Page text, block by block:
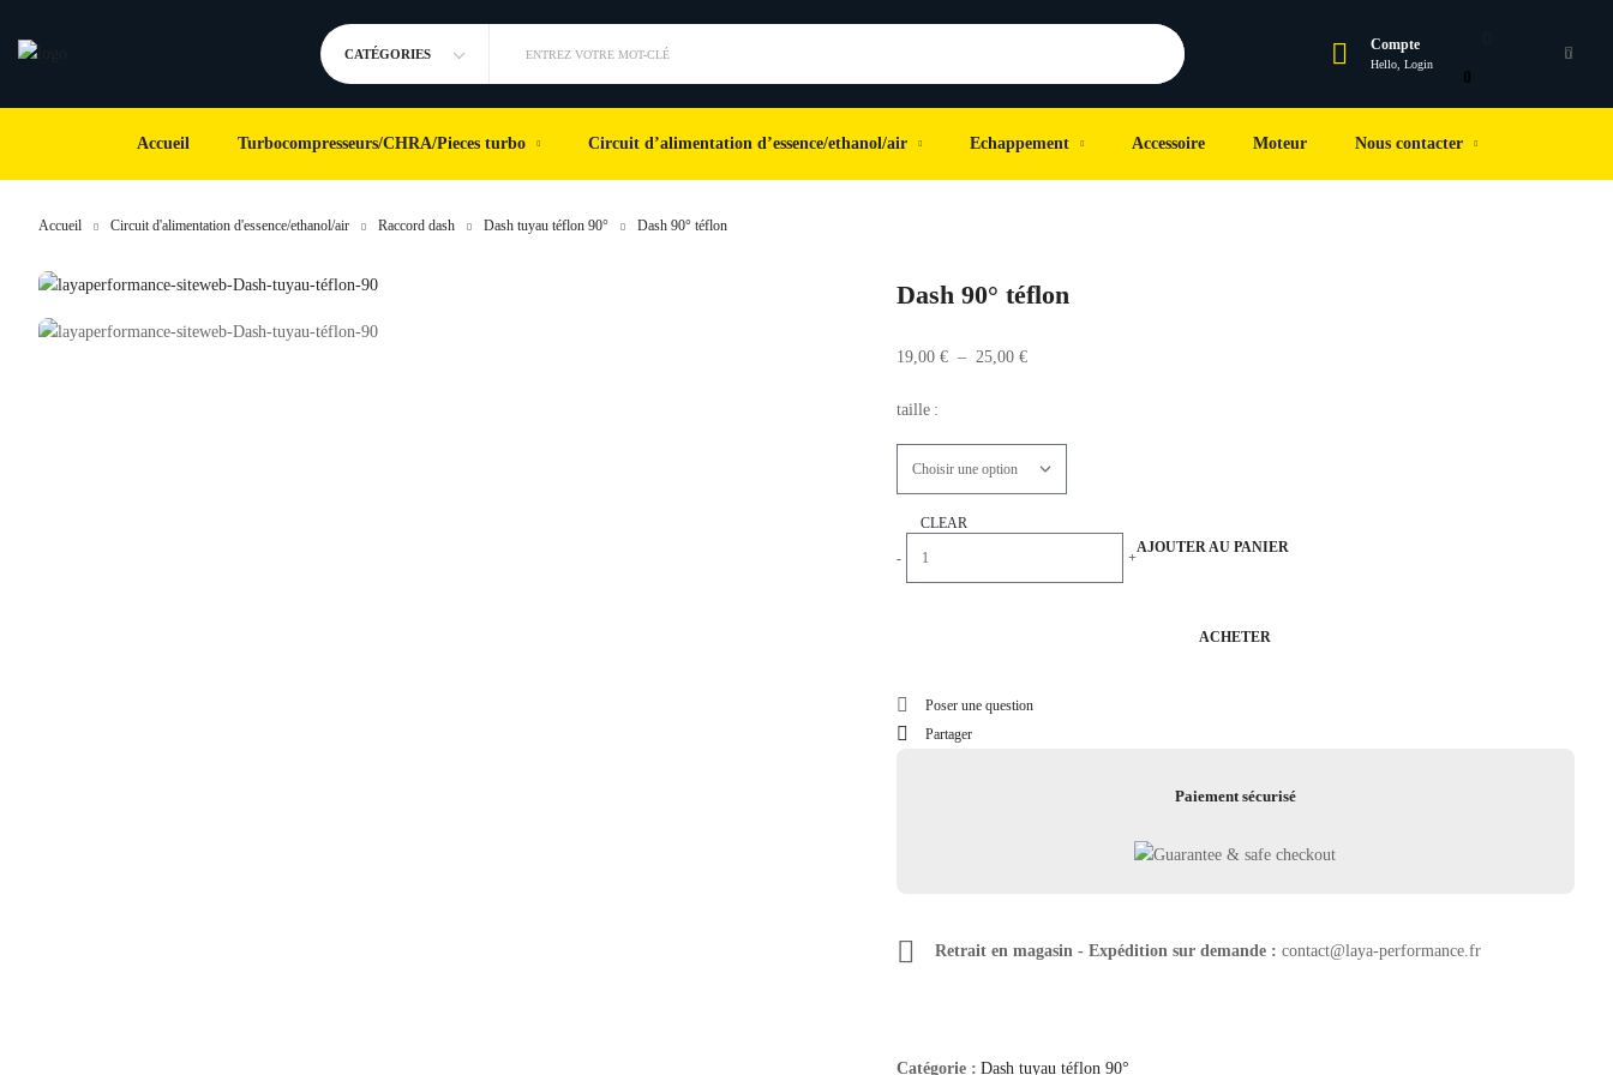
CATÉGORIES ENTREZ VOTRE MOT-CLÉ
Compte
Hello, Login
0
0
Accueil Turbocompresseurs/CHRA/Pieces turbo Circuit d’alimentation d’essence/ethanol/air Echappement Accessoire Moteur Nous contacter
Accueil Circuit d'alimentation d'essence/ethanol/air Raccord dash Dash tuyau téflon 90° Dash 90° téflon
Dash 90° téflon
19,00 € – 25,00 €
taille :
CLEAR
- +
AJOUTER AU PANIER
ACHETER
Poser une question
Partager
Paiement sécurisé
Retrait en magasin - Expédition sur demande : contact@laya-performance.fr
Catégorie : Dash tuyau téflon 90°